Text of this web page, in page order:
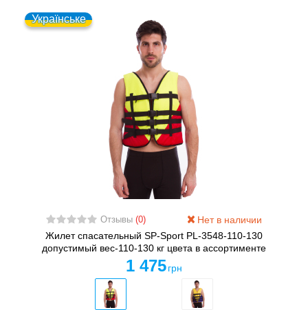
Українське
Отзывы (0)
Нет в наличии
Жилет спасательный SP-Sport PL-3548-110-130
допустимый вес-110-130 кг цвета в ассортименте
1 475 грн